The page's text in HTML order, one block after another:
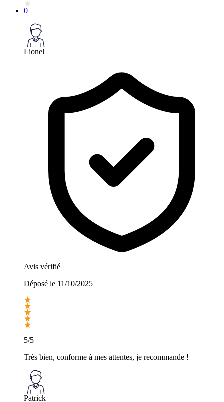
0
Lionel
Avis vérifié
Déposé le 11/10/2025
5/5
Très bien, conforme à mes attentes, je recommande !
Patrick